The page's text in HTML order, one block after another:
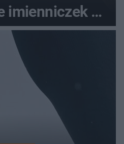
imienniczek na
stadionie